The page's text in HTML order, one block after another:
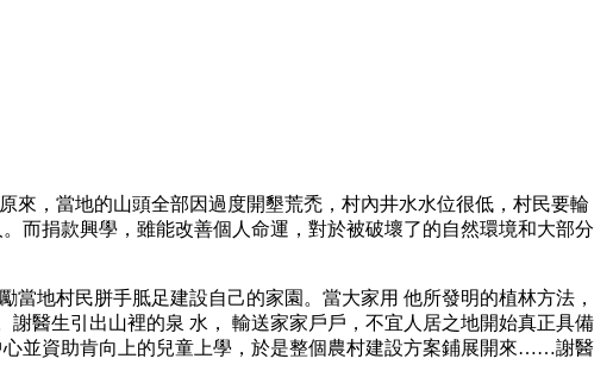
來，當地的山頭全部因過度開墾荒禿，村內井水水位很低，村民要輪
而捐款興學，雖能改善個人命運，對於被破壞了的自然環境和大部分
地村民胼手胝足建設自己的家園。當大家用 他所發明的植林方法，
醫生引出山裡的泉 水， 輸送家家戶戶，不宜人居之地開始真正具備
並資助肯向上的兒童上學，於是整個農村建設方案鋪展開來……謝醫